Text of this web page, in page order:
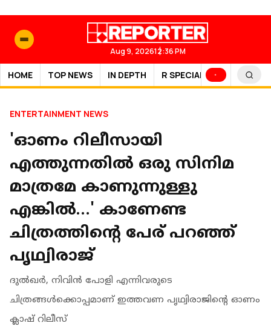
Aug 9, 202612:36 PM
HOME TOP NEWS IN DEPTH R SPECIAL SPORTS
ENTERTAINMENT NEWS
'ഓണം റിലീസായി
എത്തുന്നതിൽ ഒരു സിനിമ
മാത്രമേ കാണുന്നുള്ളു
എങ്കിൽ…' കാണേണ്ട
ചിത്രത്തിന്റെ പേര് പറഞ്ഞ്
പൃഥ്വിരാജ്
ദുല്‍ഖര്‍, നിവിന്‍ പോളി എന്നിവരുടെ
ചിത്രങ്ങള്‍ക്കൊപ്പമാണ് ഇത്തവണ പൃഥ്വിരാജിന്‍റെ ഓണം
ക്ലാഷ് റിലീസ്